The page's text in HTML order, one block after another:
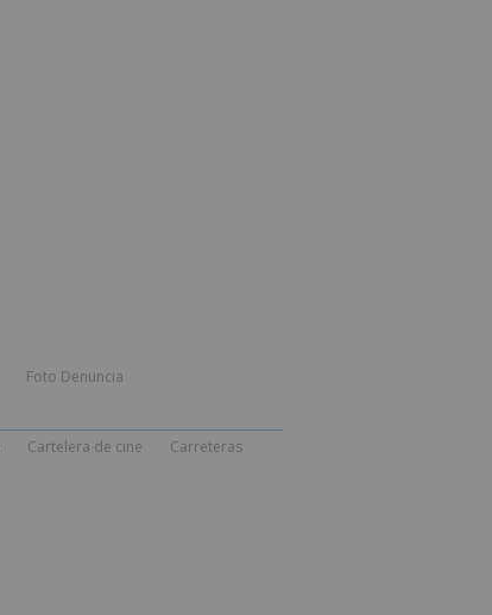
Foto Denuncia
Cartelera de cine Carreteras